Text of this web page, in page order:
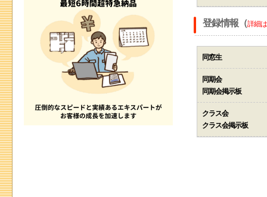
登録情報（詳細
同窓生
同期会
同期会掲示板
クラス会
クラス会掲示板